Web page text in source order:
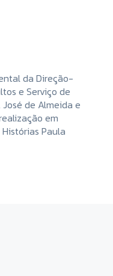
da Direção-
e Serviço de
de Almeida e
em
Paula